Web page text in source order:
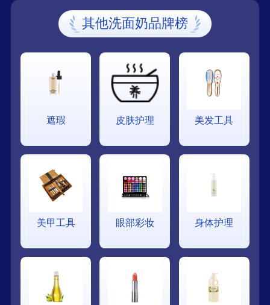
其他洗面奶品牌榜
遮瑕 皮肤护理 美发工具
美甲工具 眼部彩妆 身体护理